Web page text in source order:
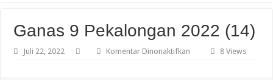
Ganas 9 Pekalongan 2022 (14)
Juli 22, 2022 Komentar Dinonaktifkan 8 Views